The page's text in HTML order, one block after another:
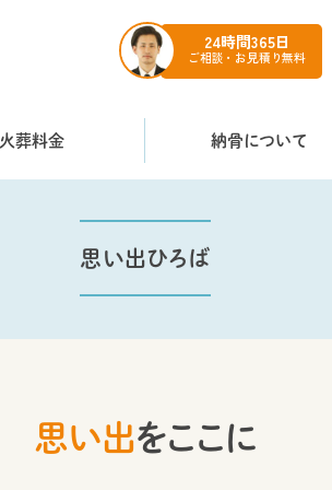
24時間365日
ご相談・お見積り無料
火葬料金 納骨について
思い出ひろば
思い出をここに